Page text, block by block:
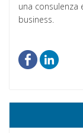
una
business.